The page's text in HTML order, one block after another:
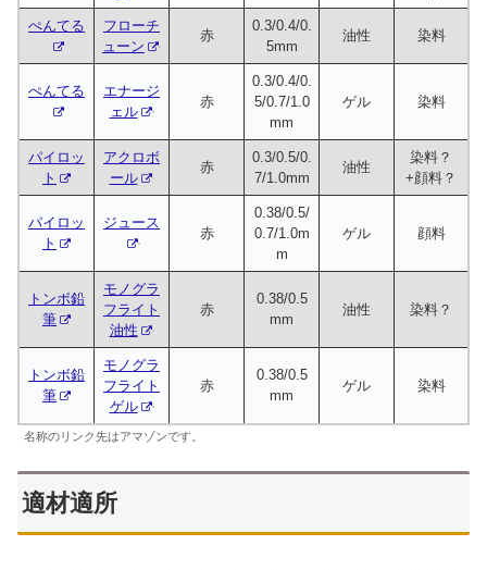
ぺんてる
フローチ
ューン
赤
0.3/0.4/0.
5mm
油性 染料
ぺんてる
エナージ
ェル
赤
0.3/0.4/0.
5/0.7/1.0
mm
ゲル 染料
パイロッ
ト
アクロボ
ール
赤
0.3/0.5/0.
7/1.0mm
油性
染料？
+顔料？
パイロッ
ト
ジュース
赤
0.38/0.5/
0.7/1.0m
m
ゲル 顔料
トンボ鉛
筆
モノグラ
フライト
油性
赤
0.38/0.5
mm
油性 染料？
トンボ鉛
筆
モノグラ
フライト
ゲル
赤
0.38/0.5
mm
ゲル 染料
名称のリンク先はアマゾンです。
適材適所